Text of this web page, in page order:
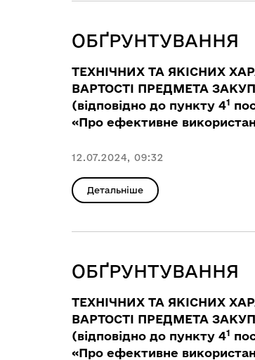
ОБҐРУНТУВАННЯ
ТЕХНІЧНИХ ТА ЯКІСНИХ
ВАРТОСТІ ПРЕДМЕТА
(відповідно до пункту 41
«Про ефективне
12.07.2024, 09:32
Детальніше
ОБҐРУНТУВАННЯ
ТЕХНІЧНИХ ТА ЯКІСНИХ
ВАРТОСТІ ПРЕДМЕТА
(відповідно до пункту 41
«Про ефективне